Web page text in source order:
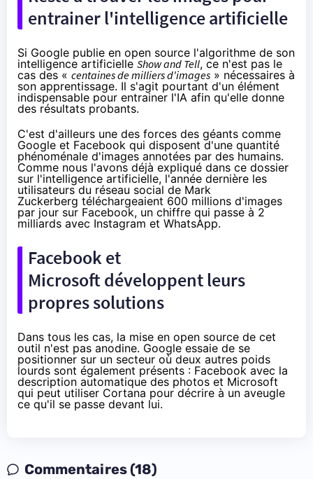
entrainer l'intelligence artificielle
Si Google publie en open source l'algorithme de son
intelligence artificielle Show and Tell, ce n'est pas le
cas des « centaines de milliers d'images » nécessaires à
son apprentissage. Il s'agit pourtant d'un élément
indispensable pour entrainer l'IA afin qu'elle donne
des résultats probants.
C'est d'ailleurs une des forces des géants comme
Google et Facebook qui disposent d'une quantité
phénoménale d'images annotées par des humains.
Comme nous l'avons déjà expliqué dans ce dossier
sur l'intelligence artificielle, l'année dernière les
utilisateurs du réseau social de Mark
Zuckerberg téléchargeaient 600 millions d'images
par jour sur Facebook, un chiffre qui passe à 2
milliards avec Instagram et WhatsApp.
Facebook et
Microsoft développent leurs
propres solutions
Dans tous les cas, la mise en open source de cet
outil n'est pas anodine. Google essaie de se
positionner sur un secteur où deux autres poids
lourds sont également présents : Facebook avec la
description automatique des photos et Microsoft
qui peut utiliser Cortana pour décrire à un aveugle
ce qu'il se passe devant lui.
Commentaires (18)